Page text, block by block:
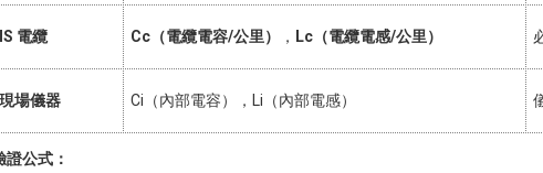
IS 電纜 Cc（電纜電容/公里） ， Lc（電纜電感/公里）
現場儀器 Ci（內部電容），Li（內部電感）
證公式：